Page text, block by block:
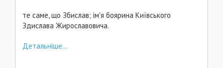
те саме, що Збислав; ім'я боярина Київського
Здислава Жирославовича.
Детальніше...